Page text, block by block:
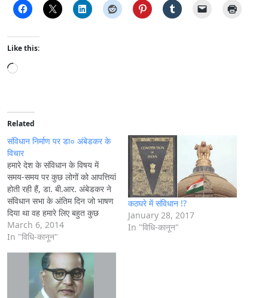
Like this:
L
d
i
n
g
…
Related
संविधान निर्माण पर डा० अंबेडकर के
विचार
हमारे देश के संविधान के विषय में
समय-समय पर कुछ लोगों को आपत्तियां
होती रही हैं, डा. बी.आर. अंबेडकर ने
संविधान सभा के अंतिम दिन जो भाषण
दिया था वह हमारे लिए बहुत कुछ
मार्गदर्शन कर सकता है। इस भाषण में
डा. बी.आर. अंबेडकर ने कई शंकाओं
March 6, 2014
In "विधि-कानून"
कठघरे में संविधान !?
January 28, 2017
In "विधि-कानून"